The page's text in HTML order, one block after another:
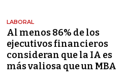
LABORAL
Al menos 86% de los
ejecutivos financieros
consideran que la IA es
más valiosa que un MBA